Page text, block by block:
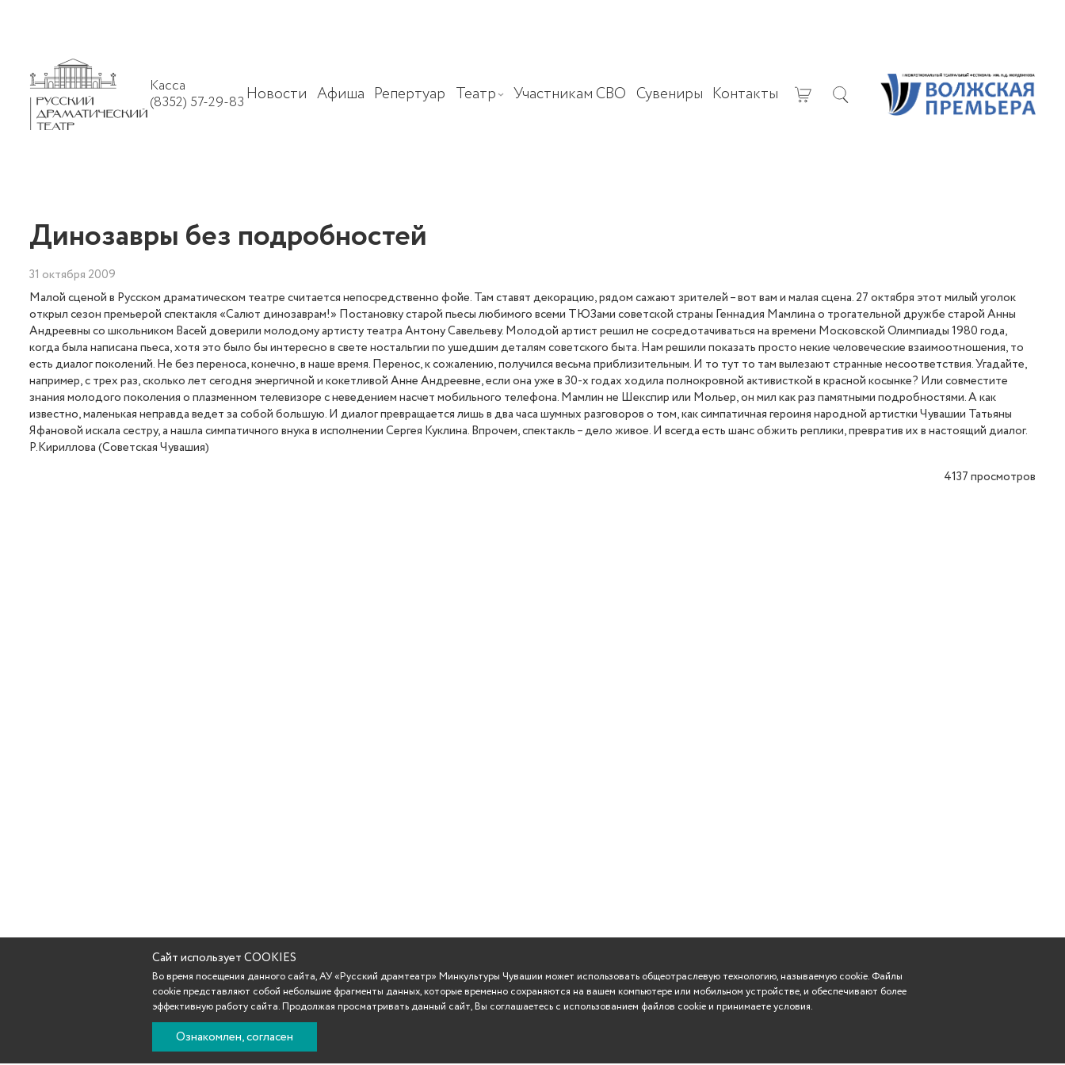
Касса
(8352) 57-29-83 Новости Афиша Репертуар Театр Участникам СВО Сувениры Контакты
Динозавры без подробностей
31 октября 2009
Малой сценой в Русском драматическом театре считается непосредственно фойе. Там ставят декорацию, рядом сажают зрителей – вот вам и малая сцена. 27 октября этот милый уголок
открыл сезон премьерой спектакля «Салют динозаврам!» Постановку старой пьесы любимого всеми ТЮЗами советской страны Геннадия Мамлина о трогательной дружбе старой Анны
Андреевны со школьником Васей доверили молодому артисту театра Антону Савельеву. Молодой артист решил не сосредотачиваться на времени Московской Олимпиады 1980 года,
когда была написана пьеса, хотя это было бы интересно в свете ностальгии по ушедшим деталям советского быта. Нам решили показать просто некие человеческие взаимоотношения, то
есть диалог поколений. Не без переноса, конечно, в наше время. Перенос, к сожалению, получился весьма приблизительным. И то тут то там вылезают странные несоответствия. Угадайте,
например, с трех раз, сколько лет сегодня энергичной и кокетливой Анне Андреевне, если она уже в 30-х годах ходила полнокровной активисткой в красной косынке? Или совместите
знания молодого поколения о плазменном телевизоре с неведением насчет мобильного телефона. Мамлин не Шекспир или Мольер, он мил как раз памятными подробностями. А как
известно, маленькая неправда ведет за собой большую. И диалог превращается лишь в два часа шумных разговоров о том, как симпатичная героиня народной артистки Чувашии Татьяны
Яфановой искала сестру, а нашла симпатичного внука в исполнении Сергея Куклина. Впрочем, спектакль – дело живое. И всегда есть шанс обжить реплики, превратив их в настоящий диалог.
Р.Кириллова (Советская Чувашия)
4137просмотров
Сайт использует COOKIES
Во время посещения данного сайта, АУ «Русский драмтеатр» Минкультуры Чувашии может использовать общеотраслевую технологию, называемую cookie. Файлы
cookie представляют собой небольшие фрагменты данных, которые временно сохраняются на вашем компьютере или мобильном устройстве, и обеспечивают более
эффективную работу сайта. Продолжая просматривать данный сайт, Вы соглашаетесь с использованием файлов cookie и принимаете условия.
Ознакомлен, согласен